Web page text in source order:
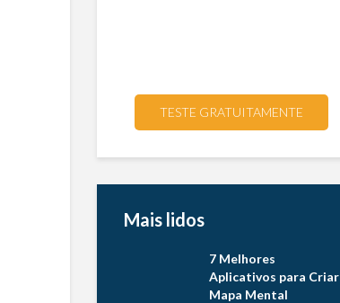
TESTE GRATUITAMENTE
Mais lidos
7 Melhores
Aplicativos para Criar
Mapa Mental